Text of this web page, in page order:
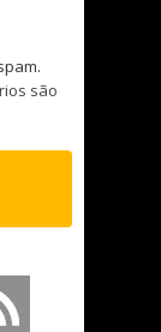
são